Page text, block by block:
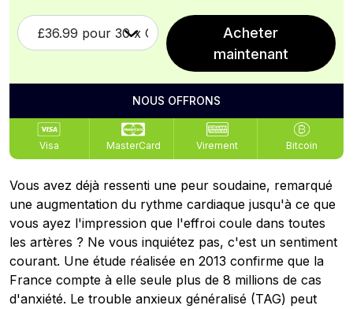
Acheter
maintenant
NOUS OFFRONS
Visa MasterCard Virement Bitcoin
Vous avez déjà ressenti une peur soudaine, remarqué
une augmentation du rythme cardiaque jusqu'à ce que
vous ayez l'impression que l'effroi coule dans toutes
les artères ? Ne vous inquiétez pas, c'est un sentiment
courant. Une étude réalisée en 2013 confirme que la
France compte à elle seule plus de 8 millions de cas
d'anxiété. Le trouble anxieux généralisé (TAG) peut